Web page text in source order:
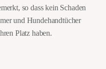
so dass kein Schaden
und Hundehandtücher
Platz haben.